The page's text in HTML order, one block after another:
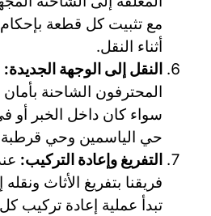
مع تثبيت كل قطعة
أثناء النقل.
النقل إلى الوجهة الجديدة:
المحترفون الشاحنة بأمان
سواء كان داخل الخبر أو
حي الياسمين وحي
التفريغ وإعادة التركيب:
فريقنا بتفريغ الأثاث
تبدأ عملية إعادة تركيب